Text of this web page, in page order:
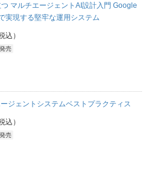
マルチエージェントAI設計入門 Google
実現する堅牢な運用システム
込）
売
ジェントシステムベストプラクティス
込）
売